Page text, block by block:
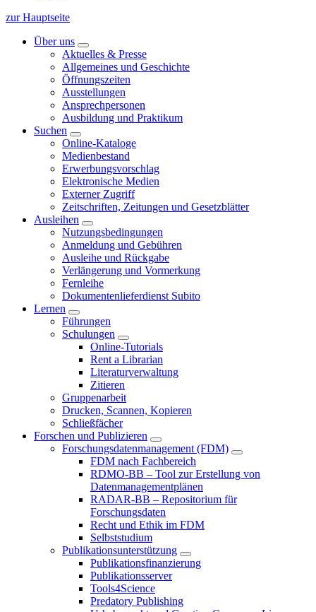
zur Hauptseite
Über uns
Aktuelles & Presse
Allgemeines und Geschichte
Öffnungszeiten
Ausstellungen
Ansprechpersonen
Ausbildung und Praktikum
Suchen
Online-Kataloge
Medienbestand
Erwerbungsvorschlag
Elektronische Medien
Externer Zugriff
Zeitschriften, Zeitungen und Gesetzblätter
Ausleihen
Nutzungsbedingungen
Anmeldung und Gebühren
Ausleihe und Rückgabe
Verlängerung und Vormerkung
Fernleihe
Dokumentenlieferdienst Subito
Lernen
Führungen
Schulungen
Online-Tutorials
Rent a Librarian
Literaturverwaltung
Zitieren
Gruppenarbeit
Drucken, Scannen, Kopieren
Schließfächer
Forschen und Publizieren
Forschungsdatenmanagement (FDM)
FDM nach Fachbereich
RDMO-BB – Tool zur Erstellung von
Datenmanagementplänen
RADAR-BB – Repositorium für
Forschungsdaten
Recht und Ethik im FDM
Selbststudium
Publikationsunterstützung
Publikationsfinanzierung
Publikationsserver
Tools4Science
Predatory Publishing